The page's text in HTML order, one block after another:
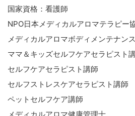
国家資格：看護師
NPO日本メディカルアロマテラピー
メディカルアロマボディメンテナン
ママ＆キッズセルフケアセラピスト
セルフケアセラピスト講師
セルフストレスケアセラピスト講師
ペットセルフケア講師